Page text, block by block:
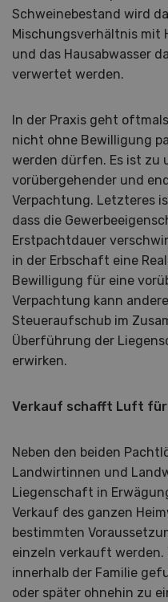
Schweinebestand wird
Mischungsverhältnis mit
und das Hausabwasser
verwertet werden.
In der Praxis geht
nicht ohne Bewilligung
werden dürfen. Es ist zu
vorübergehender und
Verpachtung. Letzteres
dass die
Erstpachtdauer
in der Erbschaft eine
Bewilligung für eine
Verpachtung kann
Steueraufschub im
Überführung der
erwirken.
Verkauf schafft Luft für
Neben den beiden
Landwirtinnen und
Liegenschaft in
Verkauf des ganzen
bestimmten
einzeln verkauft werden.
innerhalb der Familie
oder später ohnehin zu